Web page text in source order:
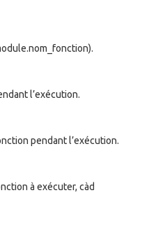
l’exécution.
pendant l’exécution.
à exécuter, càd